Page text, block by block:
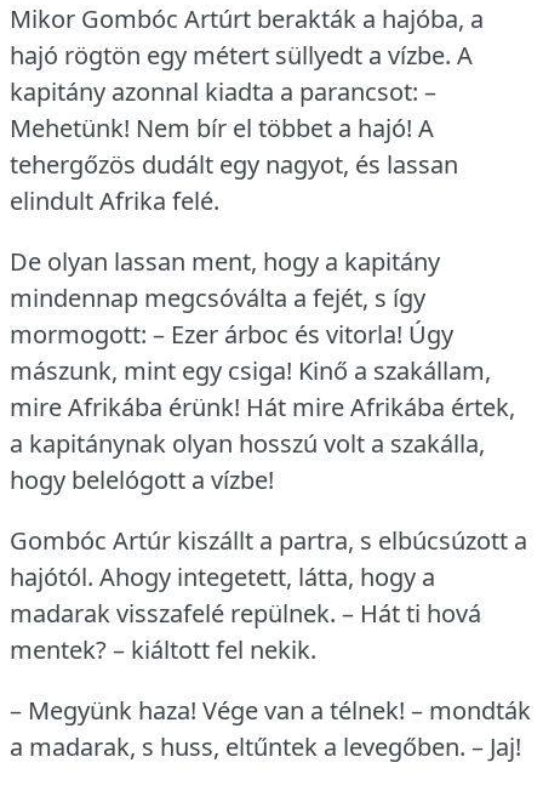
Mikor Gombóc Artúrt berakták a hajóba, a
hajó rögtön egy métert süllyedt a vízbe. A
kapitány azonnal kiadta a parancsot: –
Mehetünk! Nem bír el többet a hajó! A
tehergőzös dudált egy nagyot, és lassan
elindult Afrika felé.
De olyan lassan ment, hogy a kapitány
mindennap megcsóválta a fejét, s így
mormogott: – Ezer árboc és vitorla! Úgy
mászunk, mint egy csiga! Kinő a szakállam,
mire Afrikába érünk! Hát mire Afrikába értek,
a kapitánynak olyan hosszú volt a szakálla,
hogy belelógott a vízbe!
Gombóc Artúr kiszállt a partra, s elbúcsúzott a
hajótól. Ahogy integetett, látta, hogy a
madarak visszafelé repülnek. – Hát ti hová
mentek?– kiáltott fel nekik.
– Megyünk haza! Vége van a télnek! – mondták
a madarak, s huss, eltűntek a levegőben. – Jaj!